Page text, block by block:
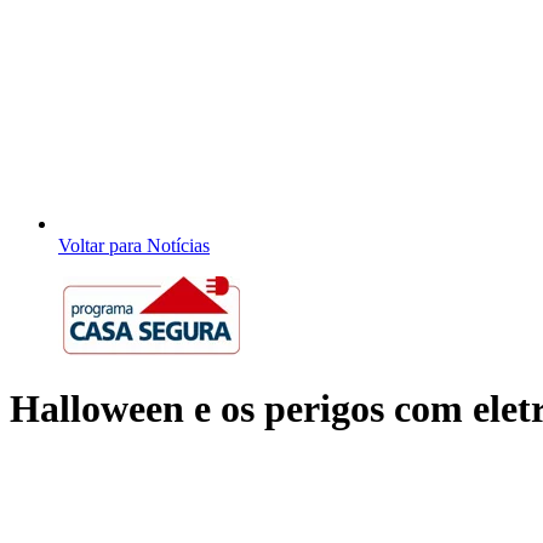
Voltar para Notícias
Halloween e os perigos com